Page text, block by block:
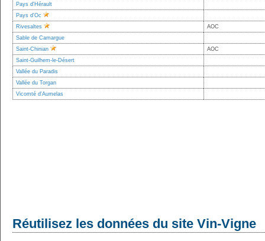
Pays d'Hérault
Pays d'Oc
Rivesaltes
AOC
Sable de Camargue
Saint-Chinian
AOC
Saint-Guilhem-le-Désert
Vallée du Paradis
Vallée du Torgan
Vicomté d'Aumelas
Réutilisez les données du site Vin-Vigne